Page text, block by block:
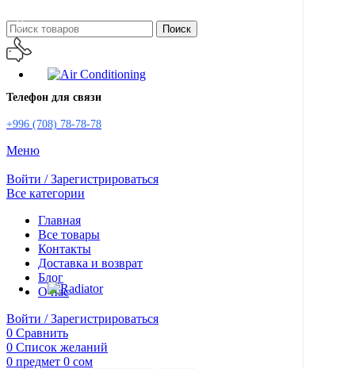
Поиск
Телефон для связи
+996 (708) 78-78-78
Меню
Войти / Зарегистрироваться
Все категории
Главная
Все товары
Контакты
Доставка и возврат
Блог
О нас
Войти / Зарегистрироваться
0 Сравнить
0 Список желаний
0 предмет 0 сом